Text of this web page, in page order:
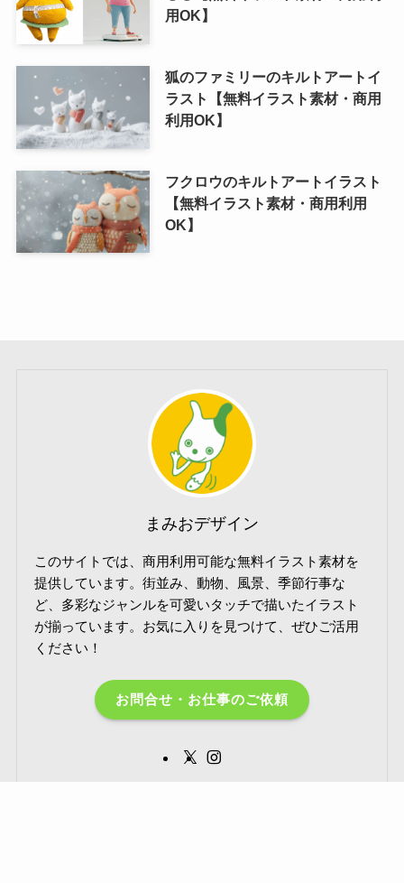
用OK】
狐のファミリーのキルトアートイ
ラスト【無料イラスト素材・商用
利用OK】
フクロウのキルトアートイラスト
【無料イラスト素材・商用利用
OK】
まみおデザイン
このサイトでは、商用利用可能な無料イラスト素材を
提供しています。街並み、動物、風景、季節行事な
ど、多彩なジャンルを可愛いタッチで描いたイラスト
が揃っています。お気に入りを見つけて、ぜひご活用
ください！
お問合せ・お仕事のご依頼